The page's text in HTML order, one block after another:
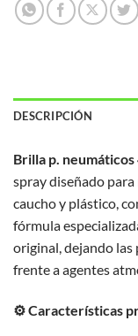
DESCRIPCIÓN
Brilla p.
spray diseñado
caucho y plástico,
fórmula
original, dejando
frente a agentes
⚙️ Características